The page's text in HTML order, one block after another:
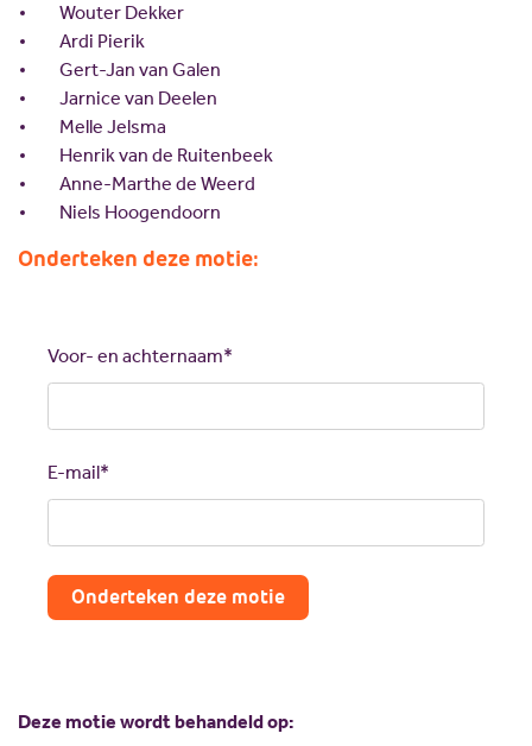
Wouter Dekker
Ardi Pierik
Gert-Jan van Galen
Jarnice van Deelen
Melle Jelsma
Henrik van de Ruitenbeek
Anne-Marthe de Weerd
Niels Hoogendoorn
Onderteken deze motie:
backVoor- en achternaam*
E-mail*
Onderteken deze motie
Deze motie wordt behandeld op: